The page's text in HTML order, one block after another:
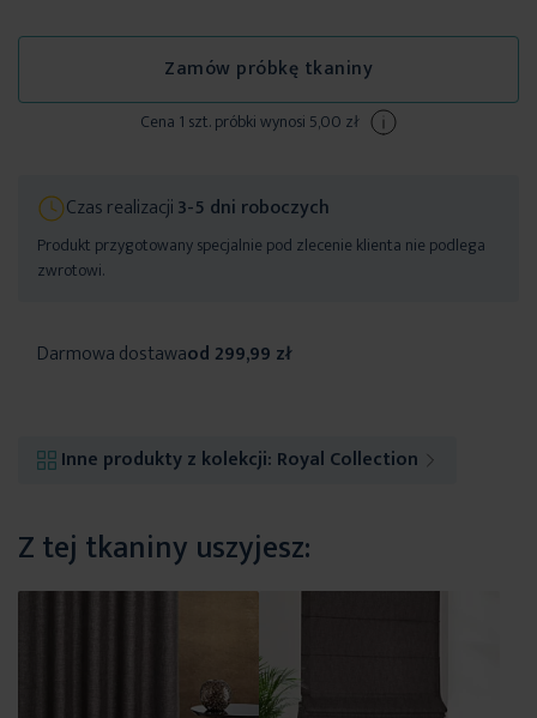
Zamów próbkę tkaniny
Cena 1 szt. próbki wynosi 5,00 zł
Czas realizacji3-5 dni roboczych
Produkt przygotowany specjalnie pod zlecenie klienta nie podlega
zwrotowi.
Darmowa dostawaod 299,99 zł
Inne produkty z kolekcji: Royal Collection
Z tej tkaniny uszyjesz: